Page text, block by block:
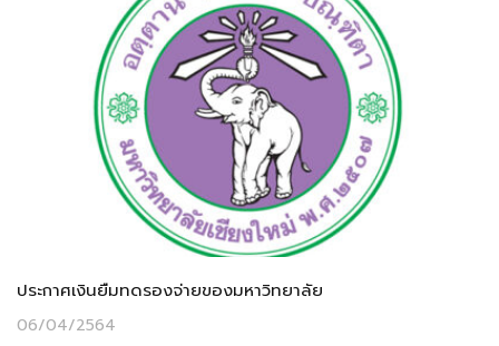
ประกาศเงินยืมทดรองจ่ายของมหาวิทยาลัย
06/04/2564